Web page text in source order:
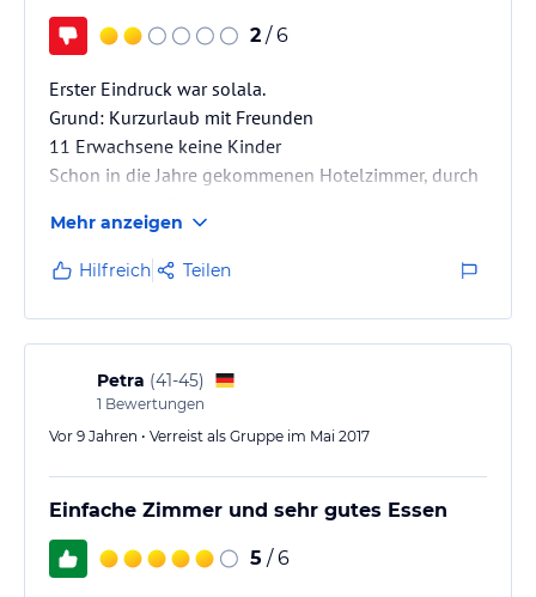
2 / 6
Erster Eindruck war solala.
Grund: Kurzurlaub mit Freunden
11 Erwachsene keine Kinder
Schon in die Jahre gekommenen Hotelzimmer, durch
Zimmern.
Mehr anzeigen
Hilfreich Teilen
Petra (41-45)
1 Bewertungen
Vor 9 Jahren • Verreist als Gruppe im Mai 2017
Einfache Zimmer und sehr gutes Essen
5 / 6